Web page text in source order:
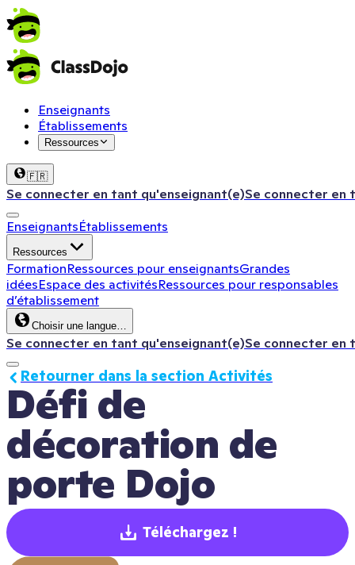
Enseignants
Établissements
Ressources
🇫🇷
Se connecter en tant qu'enseignant(e)Se connecter en
EnseignantsÉtablissements
Ressources
FormationRessources pour enseignantsGrandes
idéesEspace des activitésRessources pour responsables
d’établissement
Choisir une langue…
Se connecter en tant qu'enseignant(e)Se connecter en
Défi de
décoration de
porte Dojo
Retourner dans la section Activités
Téléchargez !